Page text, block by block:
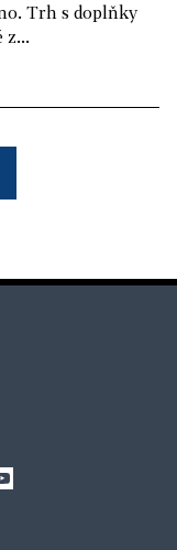
Trh s doplňky
z...